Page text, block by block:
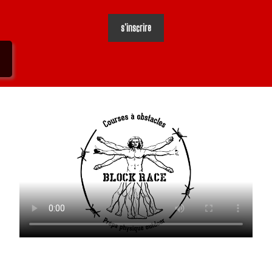
s'inscrire